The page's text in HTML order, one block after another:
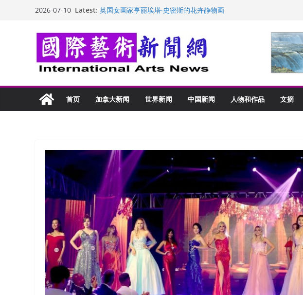
2026-07-10 Latest: 英国女画家亨丽埃塔·史密斯的花卉静物画
苏方 ：“字”得其乐
“梵心”归处：一场展览 连着攀枝花的千里乡愁
首页 加拿大新闻 世界新闻 中国新闻 人物和作品 文摘